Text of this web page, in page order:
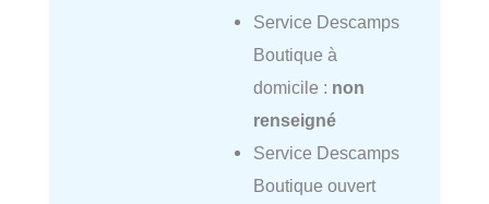
Service Descamps
Boutique à
domicile : non
renseigné
Service Descamps
Boutique ouvert